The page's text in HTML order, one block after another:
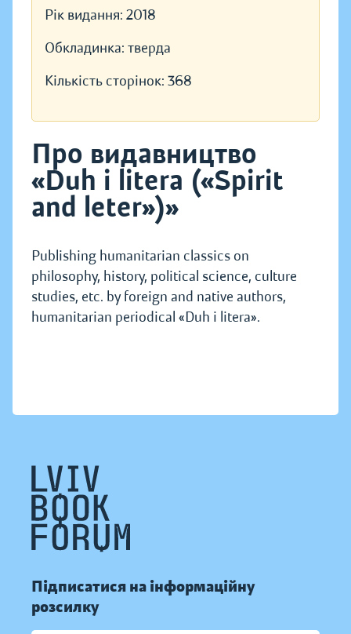
Рік видання: 2018
Обкладинка: тверда
Кількість сторінок: 368
Про видавництво
«Duh i litera («Spirit
and leter»)»
Publishing humanitarian classics on
philosophy, history, political science, culture
studies, etc. by foreign and native authors,
humanitarian periodical «Duh i litera».
Підписатися на інформаційну
розсилку